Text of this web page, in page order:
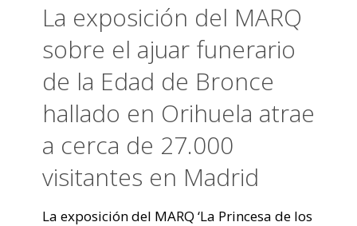
La exposición del MARQ
sobre el ajuar funerario
de la Edad de Bronce
hallado en Orihuela atrae
a cerca de 27.000
visitantes en Madrid
La exposición del MARQ ‘La Princesa de los